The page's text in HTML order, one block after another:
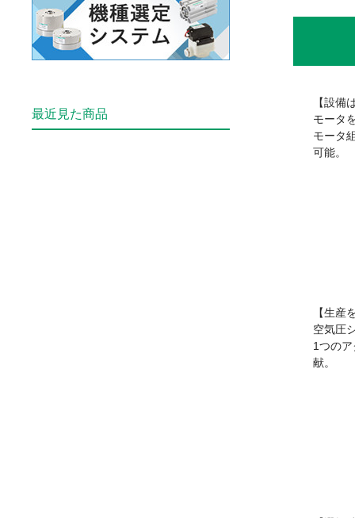
【設備
モータ
モータ
可能。
【生産
空気圧
1つの
献。
最近見た商品